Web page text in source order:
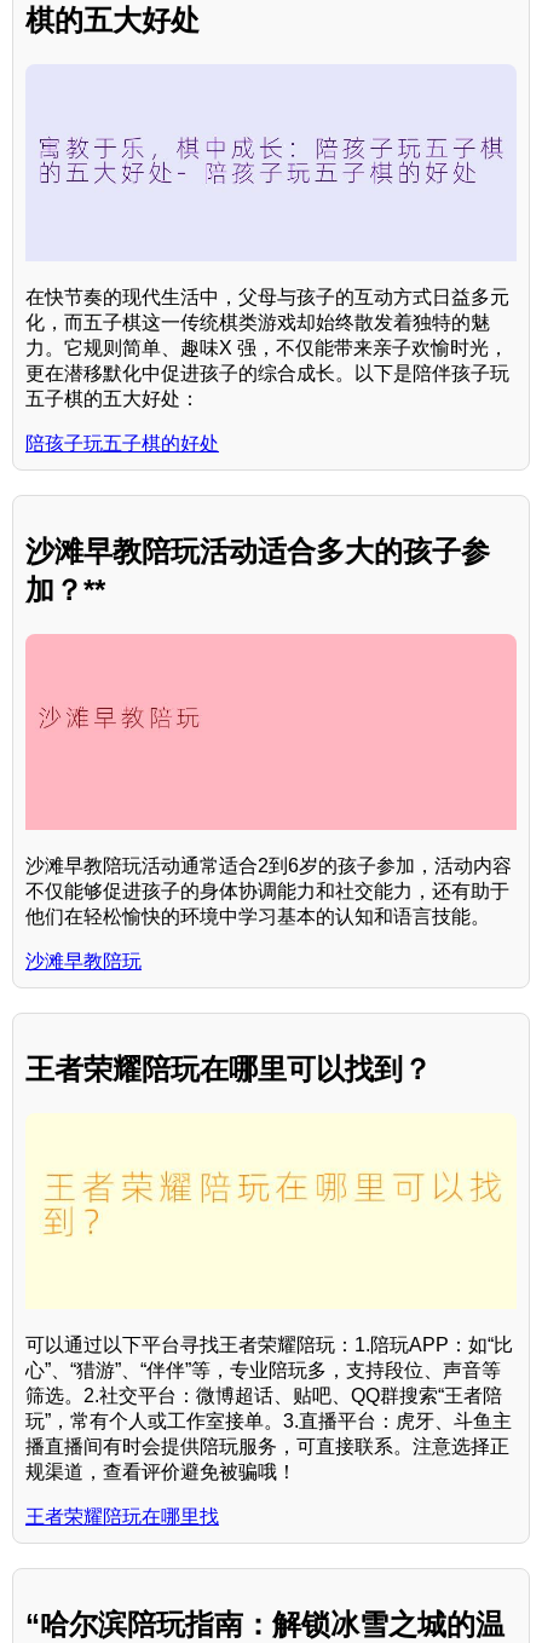
棋的五大好处
在快节奏的现代生活中，父母与孩子的互动方式日益多元
化，而五子棋这一传统棋类游戏却始终散发着独特的魅
力。它规则简单、趣味X 强，不仅能带来亲子欢愉时光，
更在潜移默化中促进孩子的综合成长。以下是陪伴孩子玩
五子棋的五大好处：
陪孩子玩五子棋的好处
沙滩早教陪玩活动适合多大的孩子参
加？**
沙滩早教陪玩活动通常适合2到6岁的孩子参加，活动内容
不仅能够促进孩子的身体协调能力和社交能力，还有助于
他们在轻松愉快的环境中学习基本的认知和语言技能。
沙滩早教陪玩
王者荣耀陪玩在哪里可以找到？
可以通过以下平台寻找王者荣耀陪玩：1.陪玩APP：如“比
心”、“猎游”、“伴伴”等，专业陪玩多，支持段位、声音等
筛选。2.社交平台：微博超话、贴吧、QQ群搜索“王者陪
玩”，常有个人或工作室接单。3.直播平台：虎牙、斗鱼主
播直播间有时会提供陪玩服务，可直接联系。注意选择正
规渠道，查看评价避免被骗哦！
王者荣耀陪玩在哪里找
“哈尔滨陪玩指南：解锁冰雪之城的温